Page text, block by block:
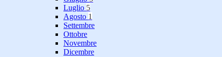
Luglio 5
Agosto 1
Settembre
Ottobre
Novembre
Dicembre